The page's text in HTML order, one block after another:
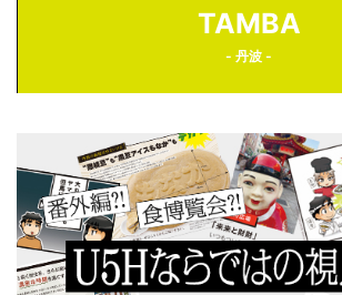
TAMBA
- 丹波 -